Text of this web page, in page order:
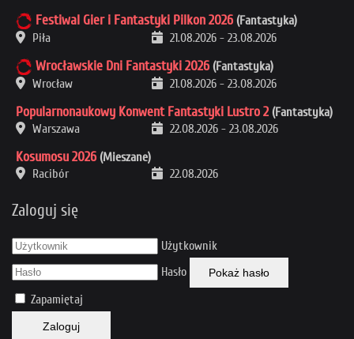
Festiwal Gier i Fantastyki Pilkon 2026 (Fantastyka)
Piła
21.08.2026 - 23.08.2026
Wrocławskie Dni Fantastyki 2026 (Fantastyka)
Wrocław
21.08.2026 - 23.08.2026
Popularnonaukowy Konwent Fantastyki Lustro 2 (Fantastyka)
Warszawa
22.08.2026 - 23.08.2026
Kosumosu 2026 (Mieszane)
Racibór
22.08.2026
Zaloguj się
Użytkownik
Hasło
Pokaż hasło
Zapamiętaj
Zaloguj